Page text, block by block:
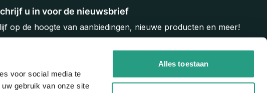
voor social media te
gebruik van onze site
Alles toestaan
u in voor de nieuwsbrief
op de hoogte van aanbiedingen, nieuwe producten en meer!